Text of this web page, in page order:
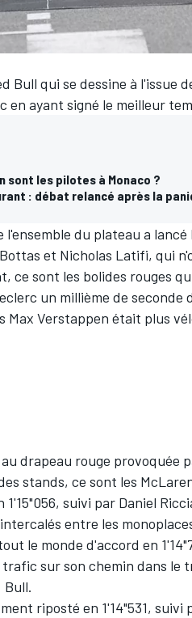
Bull qui se dessine à l'issue
en ayant signé le meilleur
sont les pilotes à Monaco ?
: débat relancé après la
l'ensemble du plateau a
et Nicholas Latifi, qui
ce sont les bolides rouges
un millième de
Max Verstappen était plus
drapeau rouge provoquée
stands, ce sont les
1'15"056, suivi par Daniel
entre les
le monde d'accord en
sur son chemin dans le
Bull.
riposté en 1'14"531, suivi